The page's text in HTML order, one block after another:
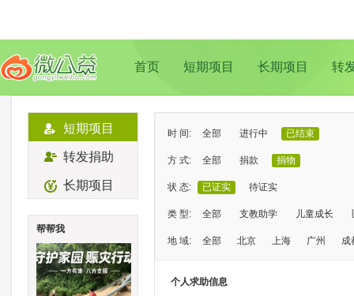
首页 短期项目 长期项目 转
短期项目
转发捐助
长期项目
帮帮我
时 间: 全部 进行中 已结束
方 式: 全部 捐款 捐物
状 态: 已证实 待证实
类 型: 全部 支教助学 儿童成长
地 域: 全部 北京 上海 广州 成
个人求助信息